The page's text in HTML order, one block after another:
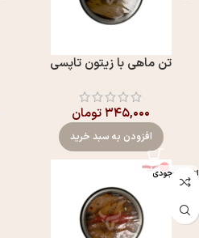
تن ماهی با زیتون تاپسی
۳۴۵,۰۰۰تومان
افزودن به سبد خرید
اتمام موجودی